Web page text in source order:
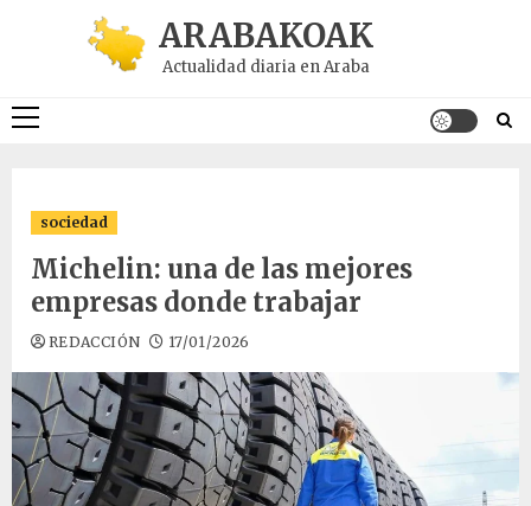
ARABAKOAK
Actualidad diaria en Araba
Menú
sociedad
Michelin: una de las mejores
empresas donde trabajar
REDACCIÓN 17/01/2026